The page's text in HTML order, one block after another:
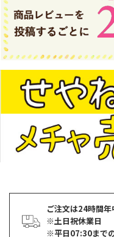
ご注文は24時間年
※土日祝休業日
※平日07:30まで